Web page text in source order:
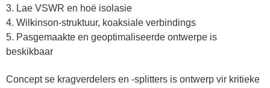
3. Lae VSWR en hoë isolasie
4. Wilkinson-struktuur, koaksiale verbindings
5. Pasgemaakte en geoptimaliseerde ontwerpe is
beskikbaar
Concept se kragverdelers en -splitters is ontwerp vir kritieke